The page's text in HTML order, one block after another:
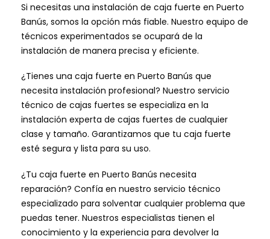
Si necesitas una instalación de caja fuerte en Puerto
Banús, somos la opción más fiable. Nuestro equipo de
técnicos experimentados se ocupará de la
instalación de manera precisa y eficiente.
¿Tienes una caja fuerte en Puerto Banús que
necesita instalación profesional? Nuestro servicio
técnico de cajas fuertes se especializa en la
instalación experta de cajas fuertes de cualquier
clase y tamaño. Garantizamos que tu caja fuerte
esté segura y lista para su uso.
¿Tu caja fuerte en Puerto Banús necesita
reparación? Confía en nuestro servicio técnico
especializado para solventar cualquier problema que
puedas tener. Nuestros especialistas tienen el
conocimiento y la experiencia para devolver la